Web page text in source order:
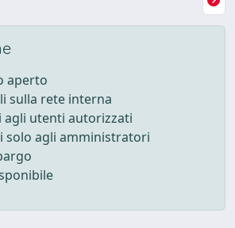
aperto
sulla rete interna
agli utenti autorizzati
solo agli amministratori